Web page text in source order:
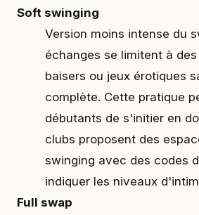
Soft swinging
Version moins intense du
échanges se limitent à
baisers ou jeux érotiques
complète. Cette pratique
débutants de s'initier en
clubs proposent des
swinging avec des codes
indiquer les niveaux
Full swap